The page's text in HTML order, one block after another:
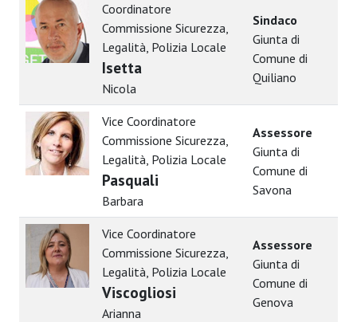
Coordinatore
Commissione Sicurezza,
Legalità, Polizia Locale
Isetta
Nicola
Sindaco
Giunta di
Comune di
Quiliano
Vice Coordinatore
Commissione Sicurezza,
Legalità, Polizia Locale
Pasquali
Barbara
Assessore
Giunta di
Comune di
Savona
Vice Coordinatore
Commissione Sicurezza,
Legalità, Polizia Locale
Viscogliosi
Arianna
Assessore
Giunta di
Comune di
Genova